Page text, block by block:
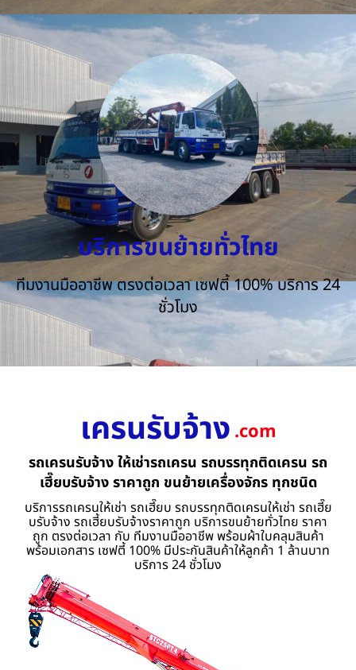
บริการขนย้ายทั่วไทย
ทีมงานมืออาชีพ ตรงต่อเวลา เซฟตี้ 100% บริการ 24
ชั่วโมง
เครนรับจ้าง .com
รถเครนรับจ้าง ให้เช่ารถเครน รถบรรทุกติดเครน รถ
เฮี๊ยบรับจ้าง ราคาถูก ขนย้ายเครื่องจักร ทุกชนิด
บริการรถเครนให้เช่า รถเฮี๊ยบ รถบรรทุกติดเครนให้เช่า รถเฮี๊ย
บรับจ้าง รถเฮี้ยบรับจ้างราคาถูก บริการขนย้ายทั่วไทย ราคา
ถูก ตรงต่อเวลา กับ ทีมงานมืออาชีพ พร้อมผ้าใบคลุมสินค้า
พร้อมเอกสาร เซฟตี้ 100% มีประกันสินค้าให้ลูกค้า 1 ล้านบาท
บริการ 24 ชั่วโมง